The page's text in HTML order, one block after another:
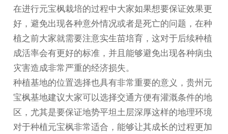
在进行元宝枫栽培的过程中大家如果想要保证效果更
好，避免出现各种意外情况或者是死亡的问题，在种
植之前大家就需要注意实生苗培育，这对于后续种植
成活率会有更好的标准，并且能够避免出现各种病虫
灾害造成非常严重的经济损失。
种植基地的位置选择也具有非常重要的意义，贵州元
宝枫基地建议大家可以选择交通方便有灌溉条件的地
区，尤其是要保证地势平坦土层深厚这样的地理环境
对于种植元宝枫非常适合，能够让其成长的过程更加